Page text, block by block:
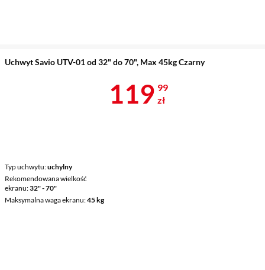
Uchwyt Savio UTV-01 od 32" do 70", Max 45kg Czarny
Typ uchwytu uchylny
Rekomendowana wielkość
ekranu 32" - 70"
Maksymalna waga ekranu 45 kg
Cena 119,99
119 99
zł